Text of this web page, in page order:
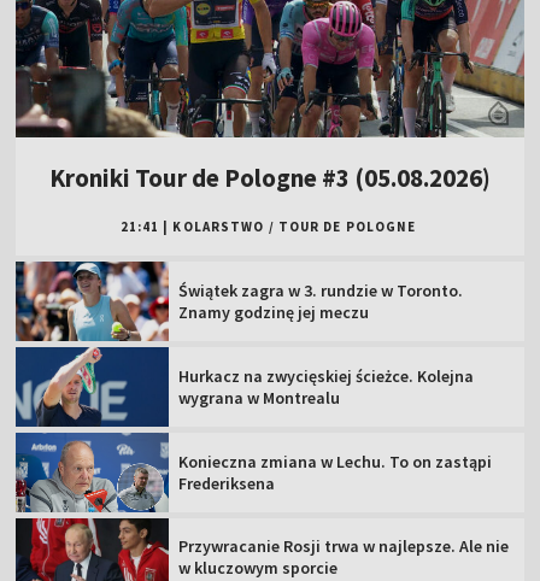
Kroniki Tour de Pologne #3 (05.08.2026)
21:41 KOLARSTWO / TOUR DE POLOGNE
Świątek zagra w 3. rundzie w Toronto.
Znamy godzinę jej meczu
Hurkacz na zwycięskiej ścieżce. Kolejna
wygrana w Montrealu
Konieczna zmiana w Lechu. To on zastąpi
Frederiksena
Przywracanie Rosji trwa w najlepsze. Ale nie
w kluczowym sporcie